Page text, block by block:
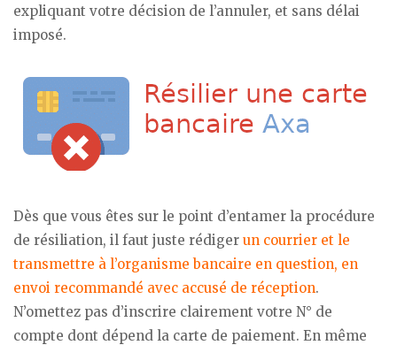
expliquant votre décision de l’annuler, et sans délai
imposé.
Dès que vous êtes sur le point d’entamer la procédure
de résiliation, il faut juste rédiger un courrier et le
transmettre à l’organisme bancaire en question, en
envoi recommandé avec accusé de réception.
N’omettez pas d’inscrire clairement votre N° de
compte dont dépend la carte de paiement. En même